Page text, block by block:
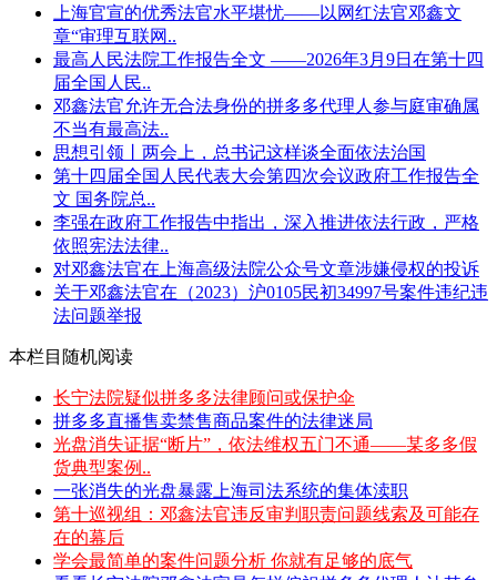
上海官宣的优秀法官水平堪忧——以网红法官邓鑫文
章“审理互联网..
最高人民法院工作报告全文 ——2026年3月9日在第十四
届全国人民..
邓鑫法官允许无合法身份的拼多多代理人参与庭审确属
不当有最高法..
思想引领丨两会上，总书记这样谈全面依法治国
第十四届全国人民代表大会第四次会议政府工作报告全
文 国务院总..
李强在政府工作报告中指出，深入推进依法行政，严格
依照宪法法律..
对邓鑫法官在上海高级法院公众号文章涉嫌侵权的投诉
关于邓鑫法官在（2023）沪0105民初34997号案件违纪违
法问题举报
本栏目随机阅读
长宁法院疑似拼多多法律顾问或保护伞
拼多多直播售卖禁售商品案件的法律迷局
光盘消失证据“断片”，依法维权五门不通——某多多假
货典型案例..
一张消失的光盘暴露上海司法系统的集体渎职
第十巡视组：邓鑫法官违反审判职责问题线索及可能存
在的幕后
学会最简单的案件问题分析 你就有足够的底气